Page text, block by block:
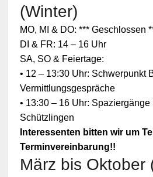
(Winter)
MO, MI & DO: *** Geschlossen
DI & FR: 14 – 16 Uhr
SA, SO & Feiertage:
• 12 – 13:30 Uhr: Schwerpunkt
Vermittlungsgespräche
• 13:30 – 16 Uhr: Spaziergänge
Schützlingen
Interessenten bitten wir um
Terminvereinbarung!!
März bis Oktober